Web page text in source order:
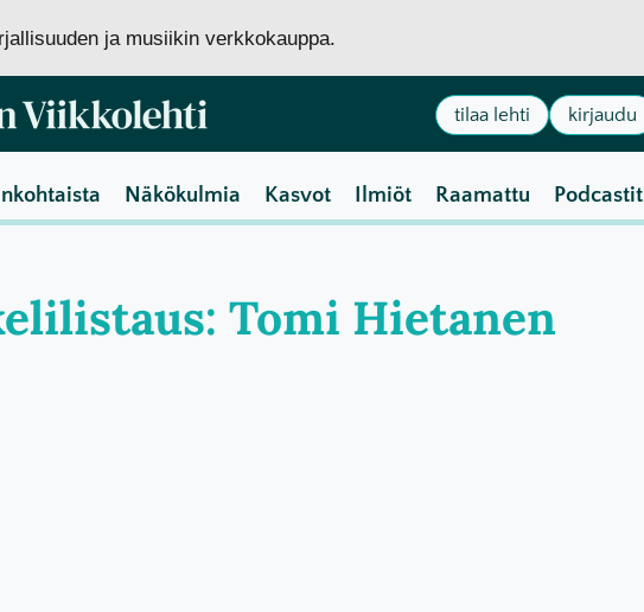
ja musiikin verkkokauppa.
tilaa lehti kirjaudu
Näkökulmia Kasvot Ilmiöt Raamattu Podcastit
Tomi Hietanen